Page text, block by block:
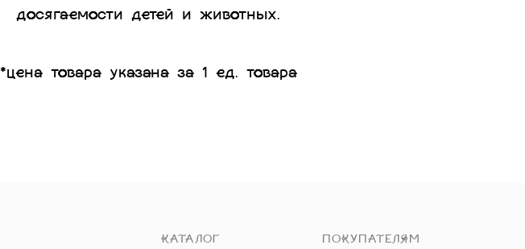
досягаемости детей и животных.
*цена товара указана за 1 ед. товара
КАТАЛОГ ПОКУПАТЕЛЯМ